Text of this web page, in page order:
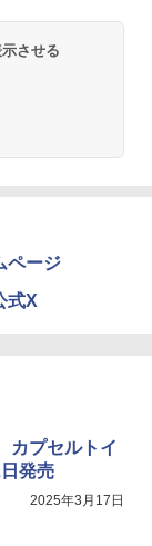
させる
ページ
式X
カプセルトイ
発売
2025年3月17日